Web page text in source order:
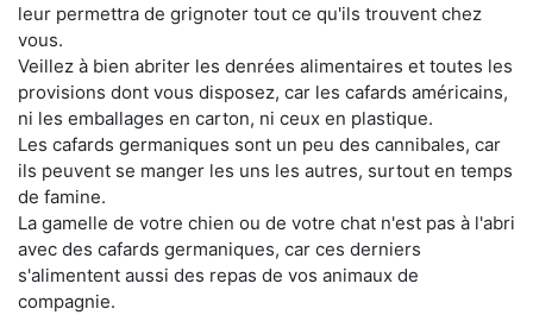
leur permettra de grignoter tout ce qu'ils trouvent chez
vous.
Veillez à bien abriter les denrées alimentaires et toutes les
provisions dont vous disposez, car les cafards américains,
ni les emballages en carton, ni ceux en plastique.
Les cafards germaniques sont un peu des cannibales, car
ils peuvent se manger les uns les autres, surtout en temps
de famine.
La gamelle de votre chien ou de votre chat n'est pas à l'abri
avec des cafards germaniques, car ces derniers
s'alimentent aussi des repas de vos animaux de
compagnie.